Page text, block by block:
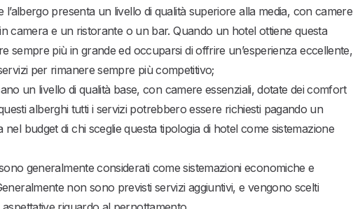
presenta un livello di qualità superiore alla media, con camere
camera e un ristorante o un bar. Quando un hotel ottiene questa
sempre più in grande ed occuparsi di offrire un’esperienza eccellente,
per rimanere sempre più competitivo;
un livello di qualità base, con camere essenziali, dotate dei comfort
alberghi tutti i servizi potrebbero essere richiesti pagando un
budget di chi sceglie questa tipologia di hotel come sistemazione
generalmente considerati come sistemazioni economiche e
non sono previsti servizi aggiuntivi, e vengono scelti